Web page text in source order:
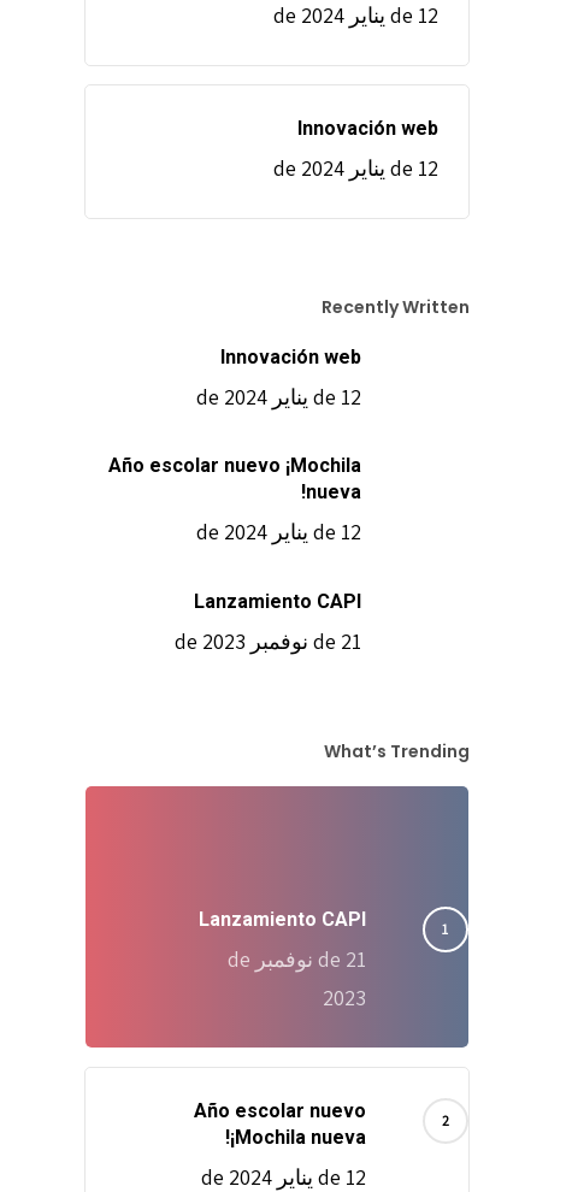
12 de يناير de 2024
Innovación web
12 de يناير de 2024
Recently Written
Innovación web
12 de يناير de 2024
Año escolar nuevo ¡Mochila
nueva!
12 de يناير de 2024
Lanzamiento CAPI
21 de نوفمبر de 2023
What’s Trending
Lanzamiento CAPI
21 de نوفمبر de
2023
Año escolar nuevo
¡Mochila nueva!
12 de يناير de 2024